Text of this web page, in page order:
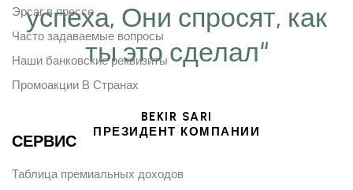
успеха, Они спросят, как
ты это сделал“
BEKIR SARI
ПРЕЗИДЕНТ КОМПАНИИ
Эрсаг в прессе
Часто задаваемые вопросы
Наши банковские реквизиты
Промоакции В Странах
СЕРВИС
Таблица премиальных доходов